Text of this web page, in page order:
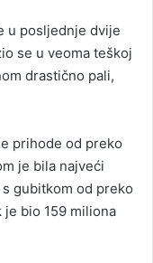
u posljednje dvije
se u veoma teškoj
drastično pali,
prihode od preko
je bila najveći
gubitkom od preko
je bio 159 miliona